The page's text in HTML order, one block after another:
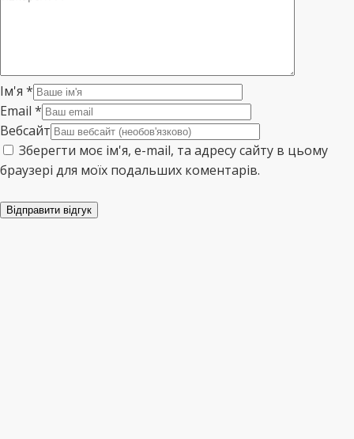
Ім'я *
Email *
Вебсайт
Зберегти моє ім'я, e-mail, та адресу сайту в цьому
браузері для моїх подальших коментарів.
Відправити відгук